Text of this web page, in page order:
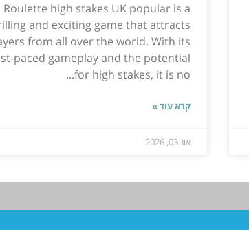
Roulette high stakes UK popular is a
and exciting game that attracts
from all over the world. With its
paced gameplay and the potential
for high stakes, it is no...
קרא עוד »
אוג 03, 2026